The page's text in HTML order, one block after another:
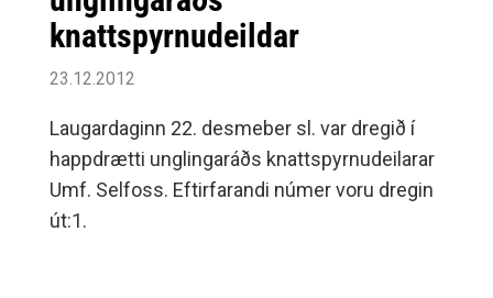
knattspyrnudeildar
23.12.2012
Laugardaginn 22. desmeber sl. var dregið í
happdrætti unglingaráðs knattspyrnudeilarar
Umf. Selfoss. Eftirfarandi númer voru dregin
út:1.